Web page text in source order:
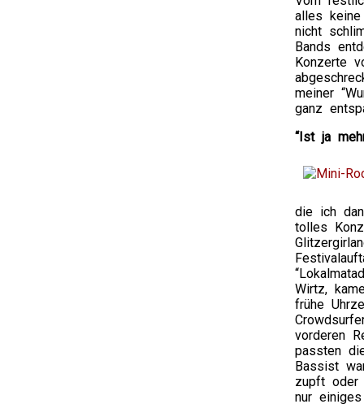
alles
nicht
Bands
Konzerte
meiner
ganz
“Ist ja
die ich
tolles
Wirtz,
frühe
vorderen
passten
Bassist
zupft oder
nur